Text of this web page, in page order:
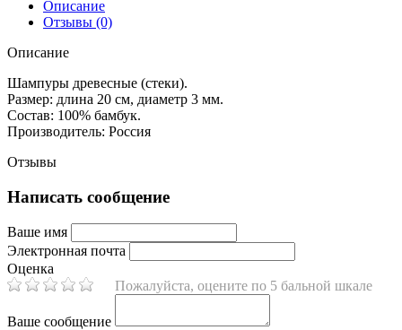
Описание
Отзывы (0)
Описание
Шампуры древесные (стеки).
Размер: длина 20 см, диаметр 3 мм.
Состав: 100% бамбук.
Производитель: Россия
Отзывы
Написать сообщение
Ваше имя
Электронная почта
Оценка
Пожалуйста, оцените по 5 бальной шкале
Ваше сообщение